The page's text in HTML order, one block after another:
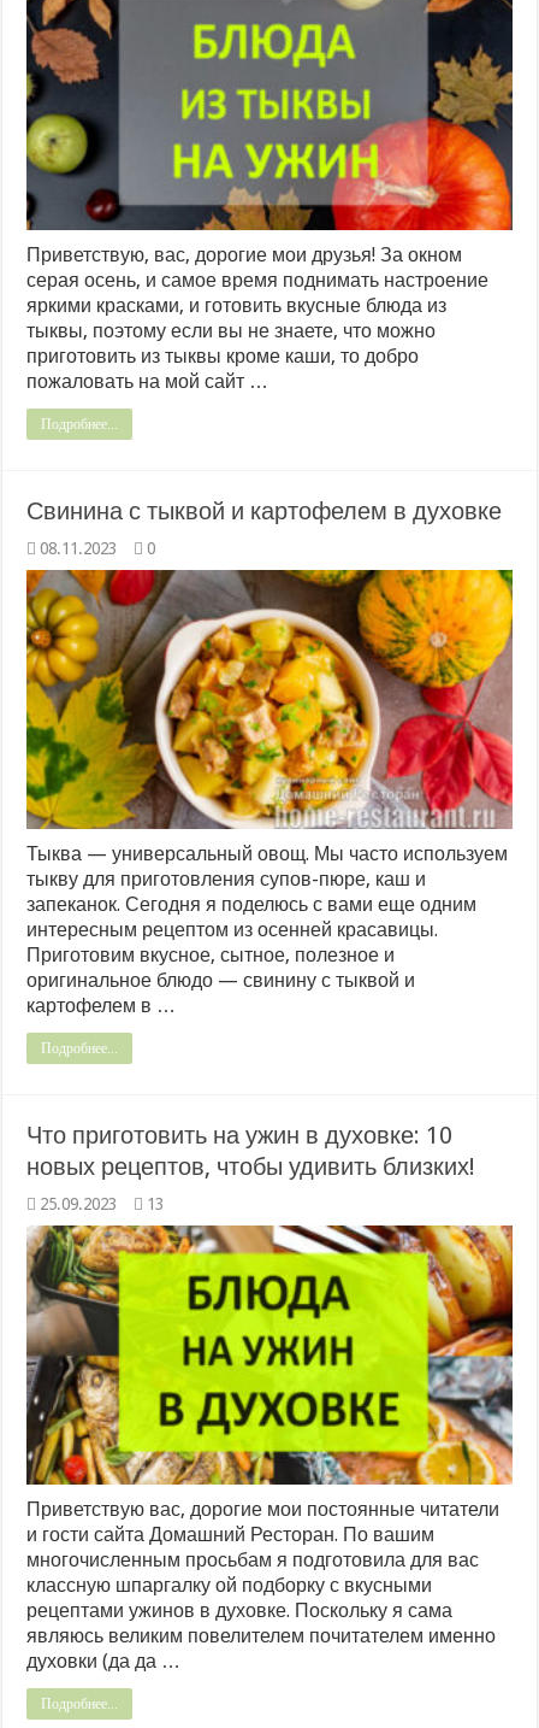
Приветствую, вас, дорогие мои друзья! За окном
серая осень, и самое время поднимать настроение
яркими красками, и готовить вкусные блюда из
тыквы, поэтому если вы не знаете, что можно
приготовить из тыквы кроме каши, то добро
пожаловать на мой сайт …
Подробнее...
Свинина с тыквой и картофелем в духовке
08.11.2023 0
Тыква — универсальный овощ. Мы часто используем
тыкву для приготовления супов-пюре, каш и
запеканок. Сегодня я поделюсь с вами еще одним
интересным рецептом из осенней красавицы.
Приготовим вкусное, сытное, полезное и
оригинальное блюдо — свинину с тыквой и
картофелем в …
Подробнее...
Что приготовить на ужин в духовке: 10
новых рецептов, чтобы удивить близких!
25.09.2023 13
Приветствую вас, дорогие мои постоянные читатели
и гости сайта Домашний Ресторан. По вашим
многочисленным просьбам я подготовила для вас
классную шпаргалку ой подборку с вкусными
рецептами ужинов в духовке. Поскольку я сама
являюсь великим повелителем почитателем именно
духовки (да да …
Подробнее...